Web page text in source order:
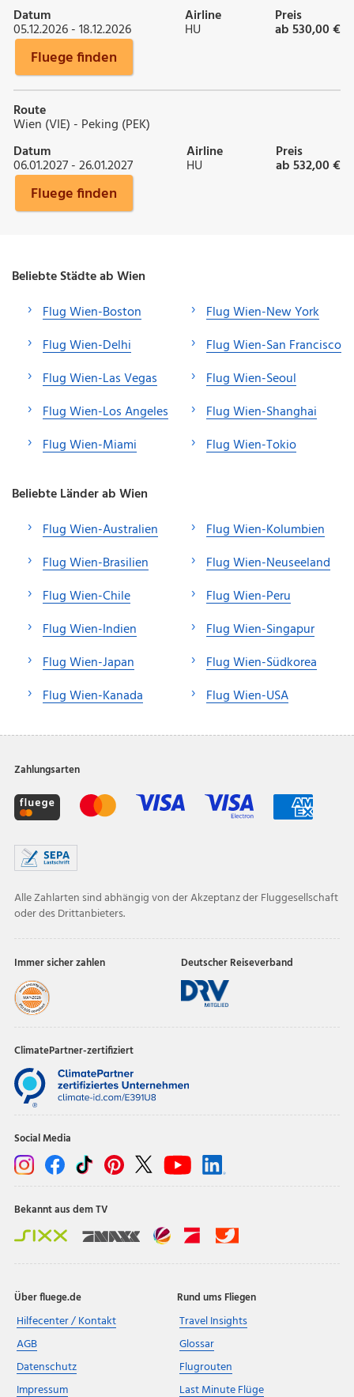
Datum
05.12.2026 - 18.12.2026
Airline
HU
Preis
ab 530,00 €
Fluege finden
Route
Wien (VIE) - Peking (PEK)
Datum
06.01.2027 - 26.01.2027
Airline
HU
Preis
ab 532,00 €
Fluege finden
Beliebte Städte ab Wien
Flug Wien-Boston
Flug Wien-Delhi
Flug Wien-Las Vegas
Flug Wien-Los Angeles
Flug Wien-Miami
Flug Wien-New York
Flug Wien-San Francisco
Flug Wien-Seoul
Flug Wien-Shanghai
Flug Wien-Tokio
Beliebte Länder ab Wien
Flug Wien-Australien
Flug Wien-Brasilien
Flug Wien-Chile
Flug Wien-Indien
Flug Wien-Japan
Flug Wien-Kanada
Flug Wien-Kolumbien
Flug Wien-Neuseeland
Flug Wien-Peru
Flug Wien-Singapur
Flug Wien-Südkorea
Flug Wien-USA